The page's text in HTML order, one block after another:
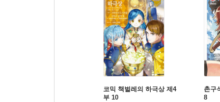
코믹 책벌레의 하극상 제4
부 10
촌구
8